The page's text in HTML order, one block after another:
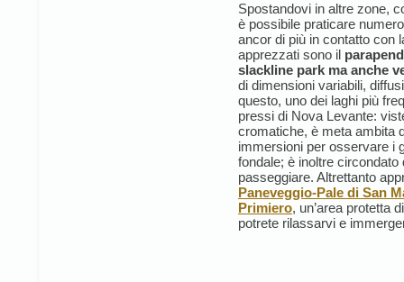
Spostandovi in altre zone,
è possibile praticare
ancor di più in contatto con
apprezzati sono il
slackline park ma anche
di dimensioni variabili,
questo, uno dei laghi più
pressi di Nova Levante:
cromatiche, è meta ambita
immersioni per osservare i
fondale; è inoltre
passeggiare. Altrettanto
Paneveggio-Pale di San
Primiero, un’area protetta
potrete rilassarvi e